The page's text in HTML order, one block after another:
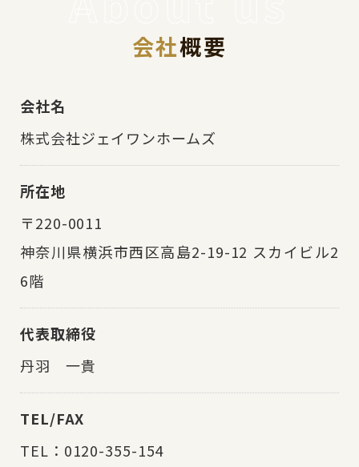
会社概要
会社名
株式会社ジェイワンホームズ
所在地
〒220-0011
神奈川県横浜市西区高島2-19-12 スカイビル2
6階
代表取締役
丹羽 一貴
TEL/FAX
TEL：0120-355-154